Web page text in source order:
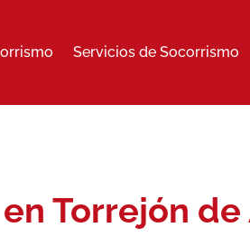
Servicios de Socorrismo
Torrejón